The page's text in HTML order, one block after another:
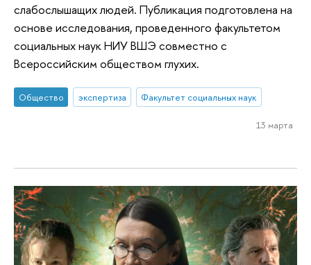
слабослышащих людей. Публикация подготовлена на
основе исследования, проведенного факультетом
социальных наук НИУ ВШЭ совместно с
Всероссийским обществом глухих.
Общество экспертиза Факультет социальных наук
13 марта